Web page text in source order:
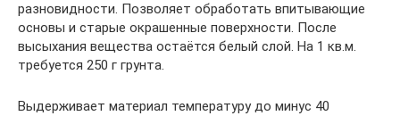
разновидности. Позволяет обработать впитывающие
основы и старые окрашенные поверхности. После
высыхания вещества остаётся белый слой. На 1 кв.м.
требуется 250 г грунта.
Выдерживает материал температуру до минус 40